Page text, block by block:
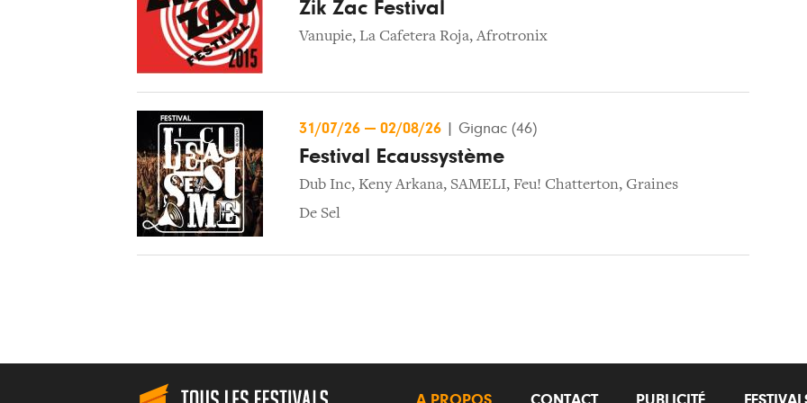
Zik Zac Festival
Vanupie, La Cafetera Roja,Afrotronix
31/07/26 — 02/08/26 Gignac (46)
Festival Ecaussystème
Dub Inc, Keny Arkana, SAMELI, Feu! Chatterton, Graines
De Sel